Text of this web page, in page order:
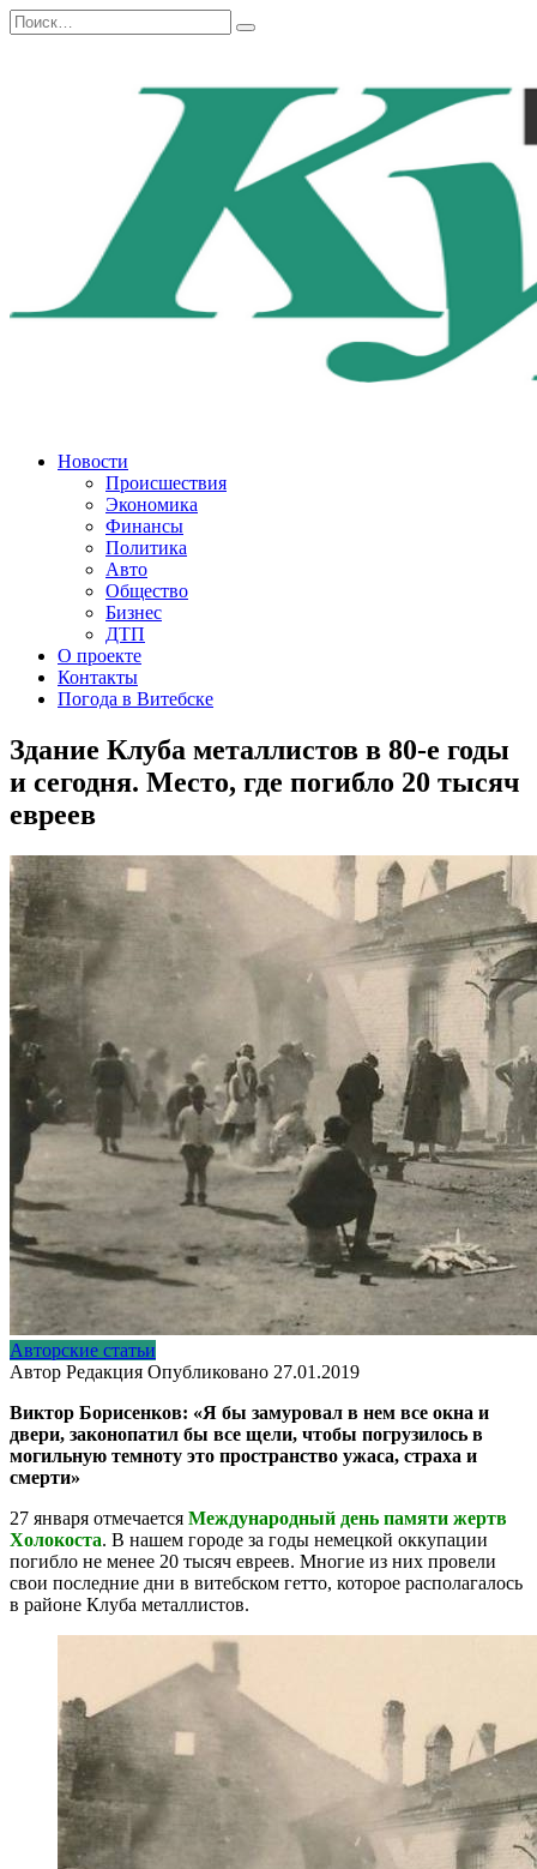
Перейти
к
Search
for:
Новости
Происшествия
Экономика
Финансы
Политика
Авто
Общество
Бизнес
ДТП
О проекте
Контакты
Погода в Витебске
Здание Клуба металлистов в 80-е годы
и сегодня. Место, где погибло 20 тысяч
евреев
Авторские статьи
Автор Редакция Опубликовано 27.01.2019
Виктор Борисенков: «Я бы замуровал в нем все окна и
двери, законопатил бы все щели, чтобы погрузилось в
могильную темноту это пространство ужаса, страха и
смерти»
27 января отмечается Международный день памяти жертв
Холокоста. В нашем городе за годы немецкой оккупации
погибло не менее 20 тысяч евреев. Многие из них провели
свои последние дни в витебском гетто, которое располагалось
в районе Клуба металлистов.